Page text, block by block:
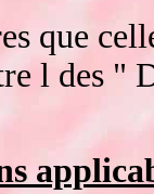
que
l des "